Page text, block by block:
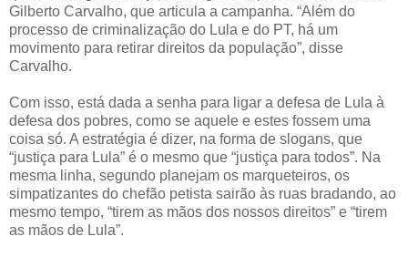
Gilberto Carvalho, que articula a campanha. “Além do
processo de criminalização do Lula e do PT, há um
movimento para retirar direitos da população”, disse
Carvalho.
Com isso, está dada a senha para ligar a defesa de Lula à
defesa dos pobres, como se aquele e estes fossem uma
coisa só. A estratégia é dizer, na forma de slogans, que
“justiça para Lula” é o mesmo que “justiça para todos”. Na
mesma linha, segundo planejam os marqueteiros, os
simpatizantes do chefão petista sairão às ruas bradando, ao
mesmo tempo, “tirem as mãos dos nossos direitos” e “tirem
as mãos de Lula”.